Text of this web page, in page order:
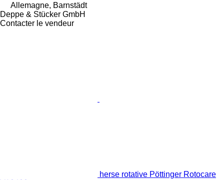
Allemagne, Barnstädt
Deppe & Stücker GmbH
Contacter le vendeur
herse rotative Pöttinger Rotocare